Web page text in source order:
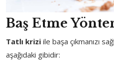
Baş Etme
Tatlı krizi ile başa çıkmanızı
aşağıdaki gibidir: